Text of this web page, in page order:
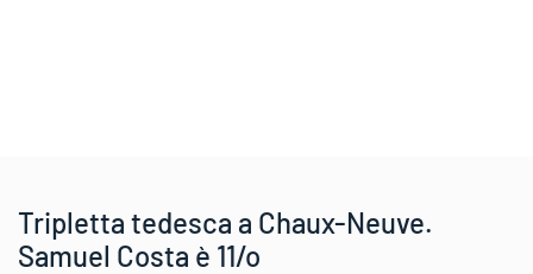
Tripletta tedesca a Chaux-Neuve.
Samuel Costa è 11/o